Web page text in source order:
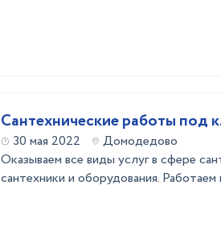
Сантехнические работы под
30 мая 2022
Домодедово
Оказываем все виды услуг в сфере
сантехники и оборудования.